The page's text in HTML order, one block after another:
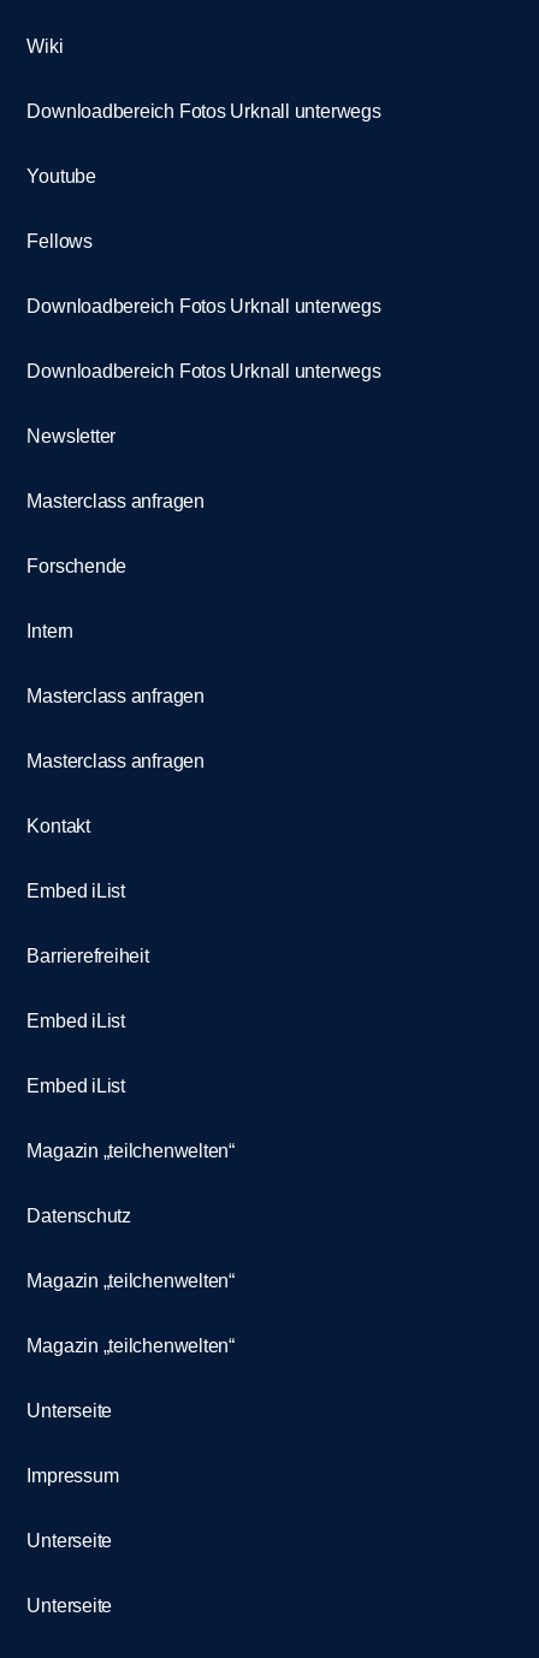
Wiki
Downloadbereich Fotos Urknall unterwegs
Youtube
Fellows
Downloadbereich Fotos Urknall unterwegs
Downloadbereich Fotos Urknall unterwegs
Newsletter
Masterclass anfragen
Forschende
Intern
Masterclass anfragen
Masterclass anfragen
Kontakt
Embed iList
Barrierefreiheit
Embed iList
Embed iList
Magazin „teilchenwelten“
Datenschutz
Magazin „teilchenwelten“
Magazin „teilchenwelten“
Unterseite
Impressum
Unterseite
Unterseite